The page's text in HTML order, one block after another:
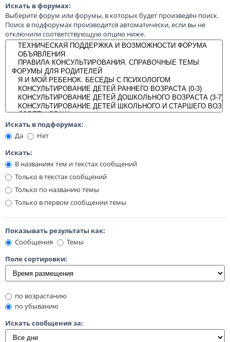
Искать в форумах:
Выберите форум или форумы, в которых будет произведён поиск.
Поиск в подфорумах производится автоматически, если вы не
отключили соответствующую опцию ниже.
Искать в подфорумах:
Да
Нет
Искать:
В названиях тем и текстах сообщений
Только в текстах сообщений
Только по названию темы
Только в первом сообщении темы
Показывать результаты как:
Сообщения
Темы
Поле сортировки:
по возрастанию
по убыванию
Искать сообщения за: